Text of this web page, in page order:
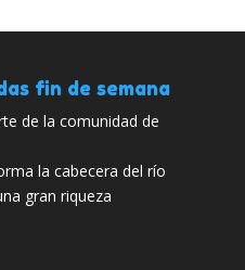
fin de semana
de la comunidad de
la cabecera del río
gran riqueza